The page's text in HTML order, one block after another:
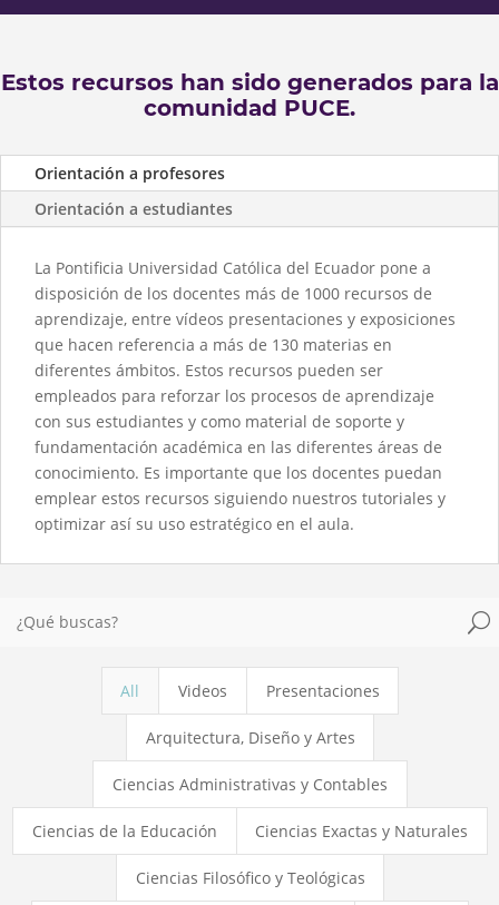
Estos recursos han sido generados para la
comunidad PUCE.
Orientación a profesores
Orientación a estudiantes
La Pontificia Universidad Católica del Ecuador pone a
disposición de los docentes más de 1000 recursos de
aprendizaje, entre vídeos presentaciones y exposiciones
que hacen referencia a más de 130 materias en
diferentes ámbitos. Estos recursos pueden ser
empleados para reforzar los procesos de aprendizaje
con sus estudiantes y como material de soporte y
fundamentación académica en las diferentes áreas de
conocimiento. Es importante que los docentes puedan
emplear estos recursos siguiendo nuestros tutoriales y
optimizar así su uso estratégico en el aula.
U
All Videos Presentaciones
Arquitectura, Diseño y Artes
Ciencias Administrativas y Contables
Ciencias de la Educación Ciencias Exactas y Naturales
Ciencias Filosófico y Teológicas